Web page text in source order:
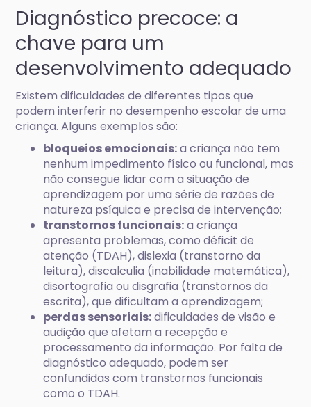
Diagnóstico precoce: a
chave para um
desenvolvimento adequado
Existem dificuldades de diferentes tipos que
podem interferir no desempenho escolar de uma
criança. Alguns exemplos são:
bloqueios emocionais:a criança não tem
nenhum impedimento físico ou funcional, mas
não consegue lidar com a situação de
aprendizagem por uma série de razões de
natureza psíquica e precisa de intervenção;
transtornos funcionais:a criança
apresenta problemas, como déficit de
atenção (TDAH), dislexia (transtorno da
leitura), discalculia (inabilidade matemática),
disortografia ou disgrafia (transtornos da
escrita), que dificultam a aprendizagem;
perdas sensoriais:dificuldades de visão e
audição que afetam a recepção e
processamento da informação. Por falta de
diagnóstico adequado, podem ser
confundidas com transtornos funcionais
como o TDAH.